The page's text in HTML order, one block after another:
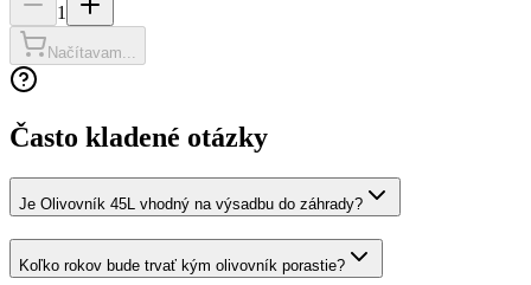
1
Načítavam...
Často kladené otázky
Je Olivovník 45L vhodný na výsadbu do záhrady?
Koľko rokov bude trvať kým olivovník porastie?